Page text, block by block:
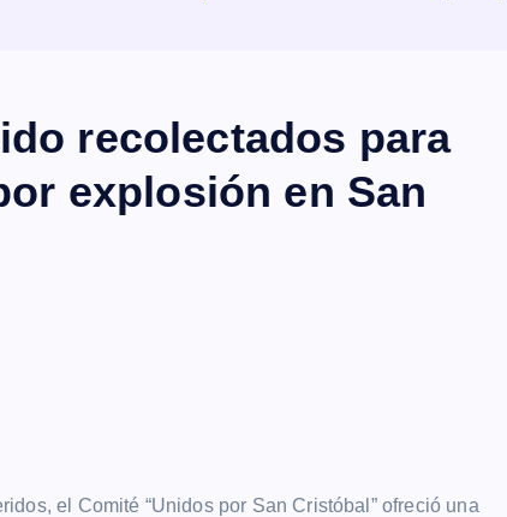
recolectados para
explosión en San
el Comité “Unidos por San Cristóbal” ofreció una